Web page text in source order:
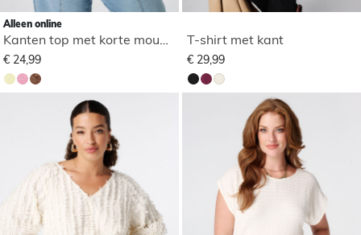
Alleen online
€ 24,99
T-shirt met kant
€ 29,99